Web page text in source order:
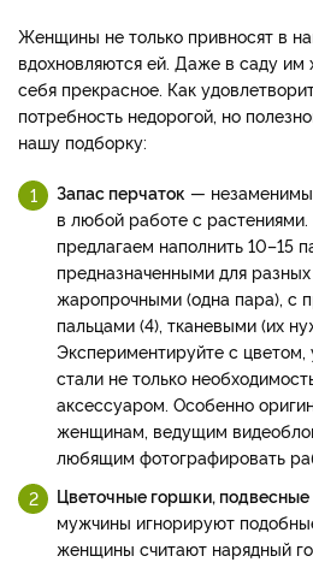
Женщины не только привносят в
вдохновляются ей. Даже в саду им
себя прекрасное. Как
потребность недорогой, но
нашу подборку:
Запас перчаток —
в любой работе с
предлагаем наполнить 10–15
предназначенными для
жаропрочными (одна пара), с
пальцами (4), тканевыми (их
Экспериментируйте с цветом,
стали не только
аксессуаром. Особенно
женщинам, ведущим
любящим фотографировать
Цветочные горшки,
мужчины игнорируют
женщины считают нарядный